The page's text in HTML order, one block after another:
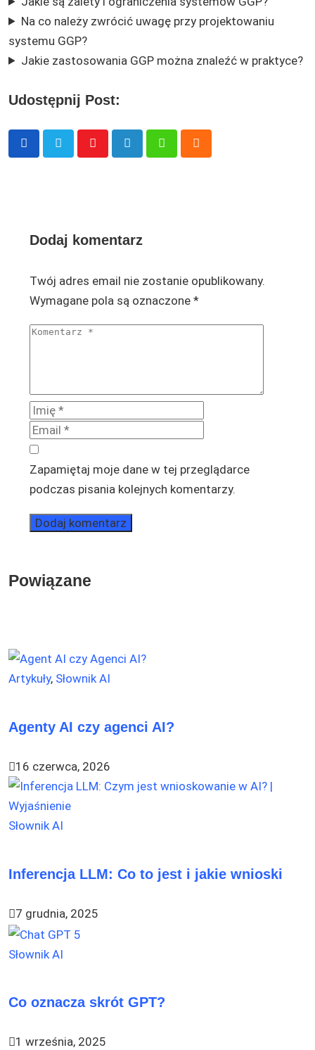
Na co należy zwrócić uwagę przy projektowaniu
systemu GGP?
Jakie zastosowania GGP można znaleźć w praktyce?
Udostępnij Post:
Youtube LinkedIn WhatsappCloud
Dodaj komentarz
Twój adres email nie zostanie opublikowany.
Wymagane pola są oznaczone *
Zapamiętaj moje dane w tej przeglądarce
podczas pisania kolejnych komentarzy.
Powiązane
Artykuły, Słownik AI
Agenty AI czy agenci AI?
16 czerwca, 2026
Słownik AI
Inferencja LLM: Co to jest i jakie wnioski
7 grudnia, 2025
Słownik AI
Co oznacza skrót GPT?
1 września, 2025